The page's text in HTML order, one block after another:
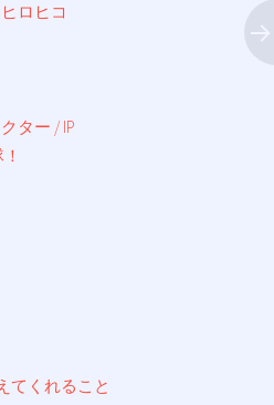
ロヒコ
ター / IP
てくれること